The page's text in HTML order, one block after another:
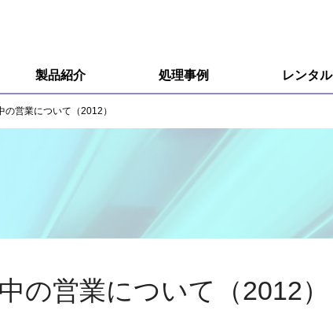
製品紹介
R&D用小型装置
接触角計、ぬれ性評価装置
処理事例 レンタル
の営業について（2012）
の営業について（2012）